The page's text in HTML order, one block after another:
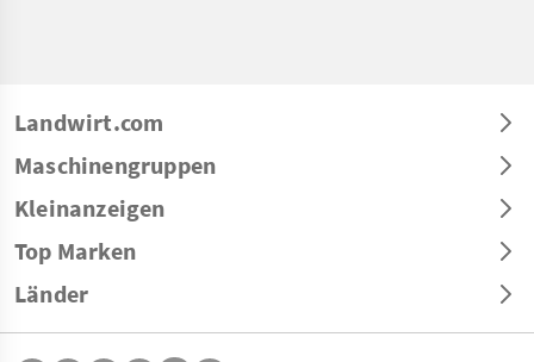
Landwirt.com
Maschinengruppen
Kleinanzeigen
Top Marken
Länder